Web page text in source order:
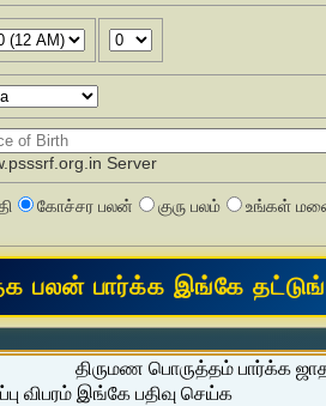
Server
கோச்சர பலன் குரு பலம் உங்கள்
திருமண பொருத்தம் பார்க்க
விபரம் இங்கே பதிவு செய்க